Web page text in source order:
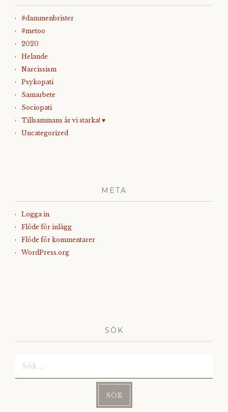
#dammenbrister
#metoo
2020
Helande
Narcissism
Psykopati
Samarbete
Sociopati
Tillsammans är vi starka! ♥
Uncategorized
META
Logga in
Flöde för inlägg
Flöde för kommentarer
WordPress.org
SÖK